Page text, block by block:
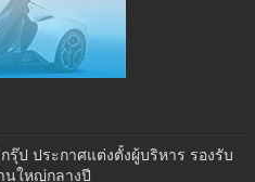
รุ๊ป ประกาศแต่งตั้งผู้บริหาร รองรับ
นใหญ่กลางปี